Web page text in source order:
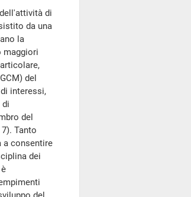
di
da una
la
maggiori
del
interessi,
di
del
Tanto
a consentire
dei